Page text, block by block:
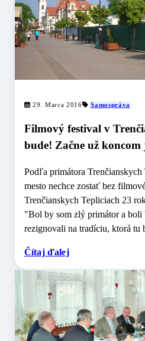
29. Marca 2016 Samospráva
Filmový festival v
bude! Začne už koncom
Podľa primátora
mesto nechce zostať bez
Trenčianskych Tepliciach 23
"Bol by som zlý primátor a
rezignovali na tradíciu, ktorá tu
Čítaj ďalej